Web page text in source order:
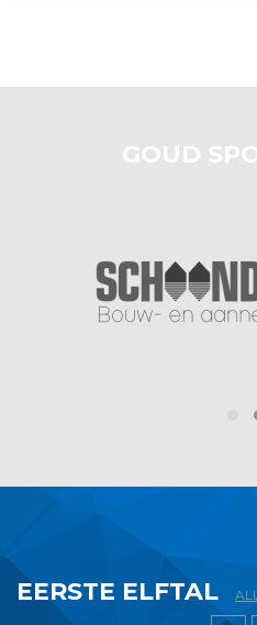
GOUD
EERSTE ELFTAL